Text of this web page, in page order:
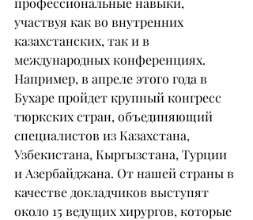
участвуя как во внутренних
казахстанских, так и в
международных конференциях.
Например, в апреле этого года в
Бухаре пройдет крупный конгресс
тюркских стран, объединяющий
специалистов из Казахстана,
Узбекистана, Кыргызстана, Турции
и Азербайджана. От нашей страны в
качестве докладчиков выступят
около 15 ведущих хирургов, которые